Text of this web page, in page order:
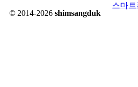
© 2014-2026 shimsangduk
스마트